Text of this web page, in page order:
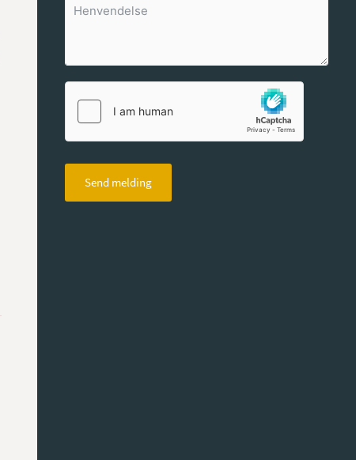
Send melding